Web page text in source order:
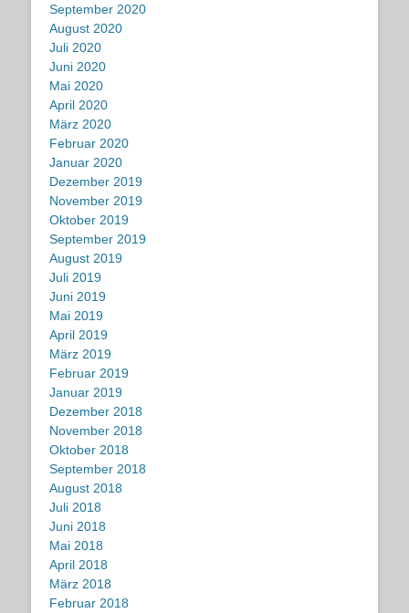
September 2020
August 2020
Juli 2020
Juni 2020
Mai 2020
April 2020
März 2020
Februar 2020
Januar 2020
Dezember 2019
November 2019
Oktober 2019
September 2019
August 2019
Juli 2019
Juni 2019
Mai 2019
April 2019
März 2019
Februar 2019
Januar 2019
Dezember 2018
November 2018
Oktober 2018
September 2018
August 2018
Juli 2018
Juni 2018
Mai 2018
April 2018
März 2018
Februar 2018